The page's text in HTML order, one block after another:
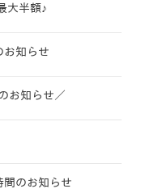
大半額♪
お知らせ
お知らせ／
間のお知らせ